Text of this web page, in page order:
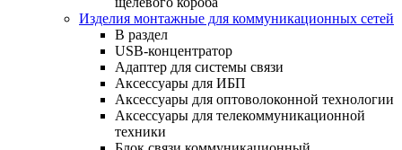
Изделия монтажные для коммуникационных сетей
В раздел
USB-концентратор
Адаптер для системы связи
Аксессуары для ИБП
Аксессуары для оптоволоконной технологии
Аксессуары для телекоммуникационной
техники